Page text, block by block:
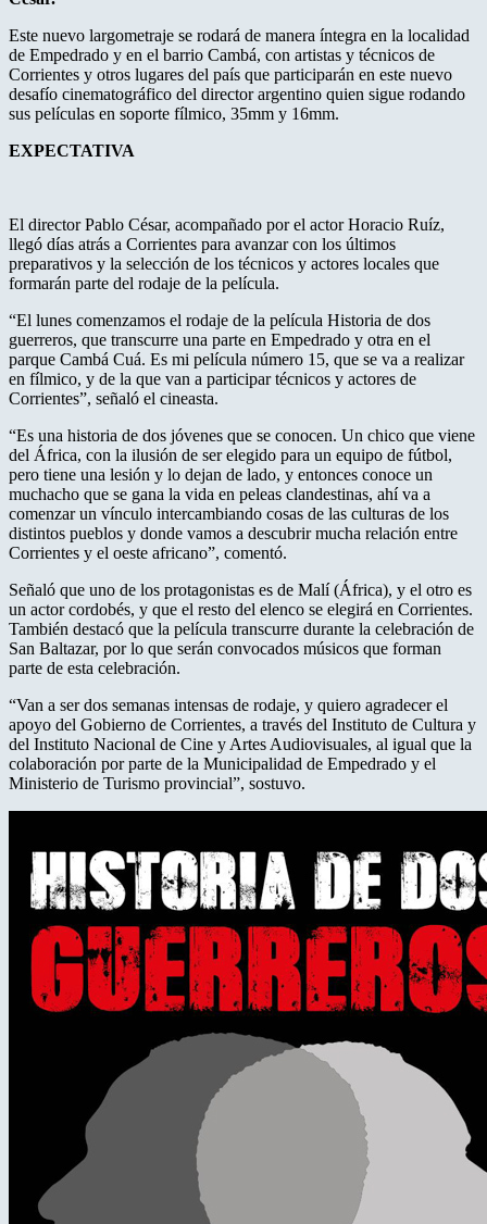
Este nuevo largometraje se rodará de manera íntegra en la localidad
de Empedrado y en el barrio Cambá, con artistas y técnicos de
Corrientes y otros lugares del país que participarán en este nuevo
desafío cinematográfico del director argentino quien sigue rodando
sus películas en soporte fílmico, 35mm y 16mm.
EXPECTATIVA
El director Pablo César, acompañado por el actor Horacio Ruíz,
llegó días atrás a Corrientes para avanzar con los últimos
preparativos y la selección de los técnicos y actores locales que
formarán parte del rodaje de la película.
“El lunes comenzamos el rodaje de la película Historia de dos
guerreros, que transcurre una parte en Empedrado y otra en el
parque Cambá Cuá. Es mi película número 15, que se va a realizar
en fílmico, y de la que van a participar técnicos y actores de
Corrientes”, señaló el cineasta.
“Es una historia de dos jóvenes que se conocen. Un chico que viene
del África, con la ilusión de ser elegido para un equipo de fútbol,
pero tiene una lesión y lo dejan de lado, y entonces conoce un
muchacho que se gana la vida en peleas clandestinas, ahí va a
comenzar un vínculo intercambiando cosas de las culturas de los
distintos pueblos y donde vamos a descubrir mucha relación entre
Corrientes y el oeste africano”, comentó.
Señaló que uno de los protagonistas es de Malí (África), y el otro es
un actor cordobés, y que el resto del elenco se elegirá en Corrientes.
También destacó que la película transcurre durante la celebración de
San Baltazar, por lo que serán convocados músicos que forman
parte de esta celebración.
“Van a ser dos semanas intensas de rodaje, y quiero agradecer el
apoyo del Gobierno de Corrientes, a través del Instituto de Cultura y
del Instituto Nacional de Cine y Artes Audiovisuales, al igual que la
colaboración por parte de la Municipalidad de Empedrado y el
Ministerio de Turismo provincial”, sostuvo.